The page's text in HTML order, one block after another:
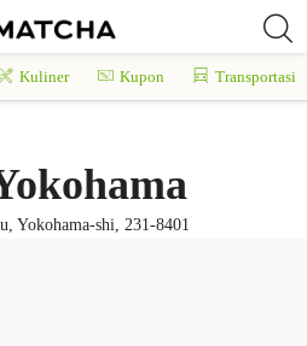
Kuliner Kupon Transportasi
Yokohama-shi, 231-8401